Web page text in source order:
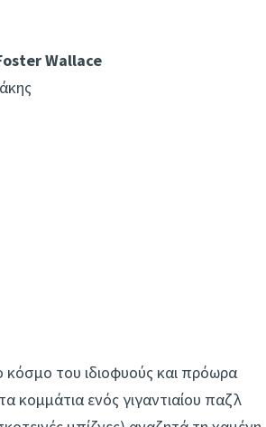
Wallace
του ιδιοφυούς και πρόωρα
ενός γιγαντιαίου παζλ